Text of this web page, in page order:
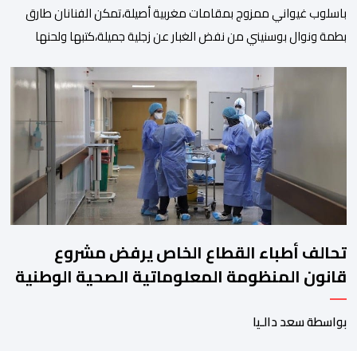
باسلوب غيواني ممزوج بمقامات مغربية أصيلة،تمكن الفنانان طارق
بطمة ونوال بوسنيني من نفض الغبار عن زجلية جميلة،كتبها ولحنها
بعنوان ” فضولي ياقلبي” ،قام بتوزيعها اسامة باهي،باسلوب سلس
وبسيط، متحكما في الجمل الموسيقية والانتقالات الجميلة..استطاع
الفنانان طارق بطمة ونوال بوسنيني أن يعطيا روحا فريدة لهذه
الاغنية,بفضل أدا […]
تحالف أطباء القطاع الخاص يرفض مشروع
قانون المنظومة المعلوماتية الصحية الوطنية
المندمجة
بواسطة سعد دالـيا